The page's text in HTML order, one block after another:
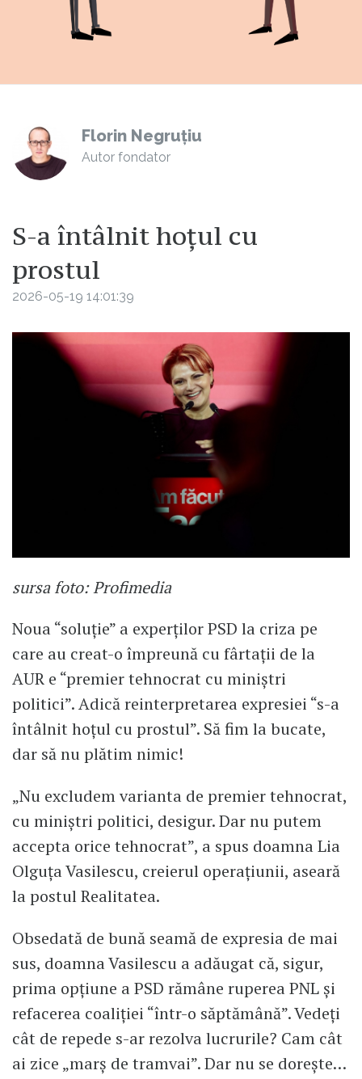
Florin Negruțiu
Autor fondator
S-a întâlnit hoțul cu
prostul
2026-05-19 14:01:39
sursa foto: Profimedia
Noua “soluție” a experților PSD la criza pe
care au creat-o împreună cu fârtații de la
AUR e “premier tehnocrat cu miniștri
politici”. Adică reinterpretarea expresiei “s-a
întâlnit hoțul cu prostul”. Să fim la bucate,
dar să nu plătim nimic!
„Nu excludem varianta de premier tehnocrat,
cu miniştri politici, desigur. Dar nu putem
accepta orice tehnocrat”, a spus doamna Lia
Olguța Vasilescu, creierul operațiunii, aseară
la postul Realitatea.
Obsedată de bună seamă de expresia de mai
sus, doamna Vasilescu a adăugat că, sigur,
prima opțiune a PSD rămâne ruperea PNL și
refacerea coaliției “într-o săptămână”. Vedeți
cât de repede s-ar rezolva lucrurile? Cam cât
ai zice „marș de tramvai”. Dar nu se dorește…